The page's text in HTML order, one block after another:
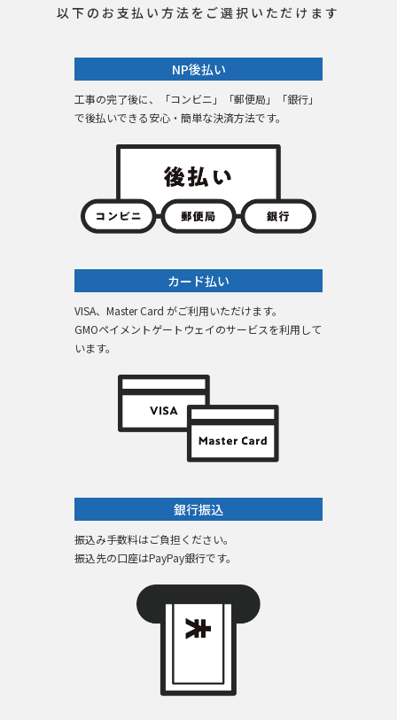
以下のお支払い方法をご選択いただけます
NP後払い
工事の完了後に、「コンビニ」「郵便局」「銀行」
で後払いできる安心・簡単な決済方法です。
カード払い
VISA、Master Card がご利用いただけます。
GMOペイメントゲートウェイのサービスを利用して
います。
銀行振込
振込み手数料はご負担ください。
振込先の口座はPayPay銀行です。